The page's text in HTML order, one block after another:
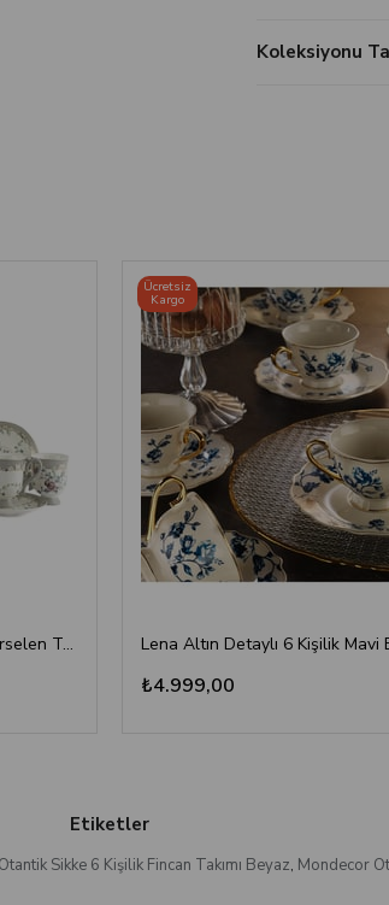
Koleksiyonu
Mikasa Moor Classy 6 Kişilik Porselen Türk Kahvesi Fincan Takımı
₺4.999,00
Ücretsiz
Kargo
Etiketler
Sikke 6 Kişilik Fincan Takımı Beyaz, Mondecor